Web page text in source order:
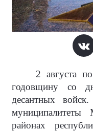
2 августа
годовщину со
десантных
районах